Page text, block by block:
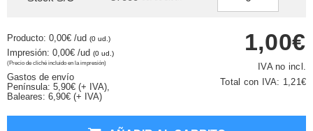
Producto: 0,00€ /ud (0 ud.)
Impresión: 0,00€ /ud (0 ud.)
(Precio de cliché incluido en la impresión)
Gastos de envío
Península: 5,90€ (+ IVA),
Baleares: 6,90€ (+ IVA)
1,00€
IVA no incl.
Total con IVA: 1,21€